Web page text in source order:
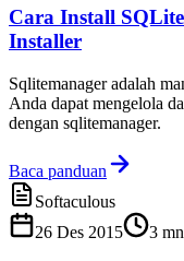
Cara Install
Installer
Sqlitemanager adalah
Anda dapat mengelola
dengan sqlitemanager.
Baca panduan
Softaculous
26 Des 2015
3